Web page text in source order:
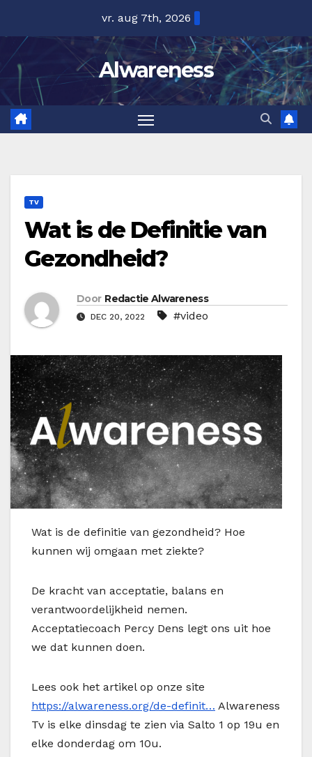
inhoud
vr. aug 7th, 2026
Alwareness
TV
Wat is de Definitie van
Gezondheid?
Door Redactie Alwareness
DEC 20, 2022 #video
Wat is de definitie van gezondheid? Hoe
kunnen wij omgaan met ziekte?
De kracht van acceptatie, balans en
verantwoordelijkheid nemen.
Acceptatiecoach Percy Dens legt ons uit hoe
we dat kunnen doen.
Lees ook het artikel op onze site
https://alwareness.org/de-definit… Alwareness
Tv is elke dinsdag te zien via Salto 1 op 19u en
elke donderdag om 10u.